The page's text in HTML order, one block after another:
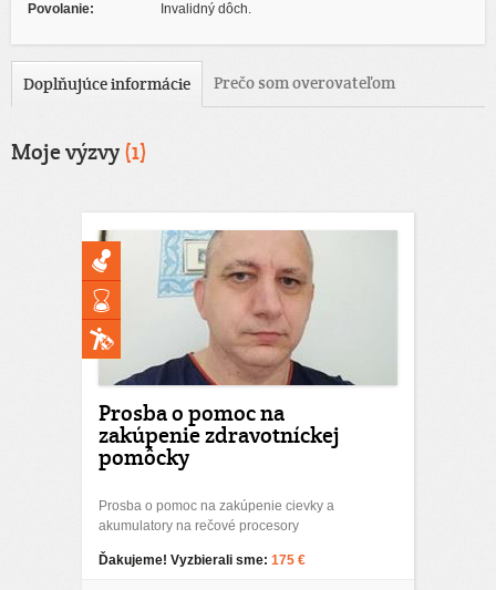
Povolanie: Invalidný dôch.
Doplňujúce informácie Prečo som overovateľom
Moje výzvy(1)
Prosba o pomoc na
zakúpenie zdravotníckej
pomôcky
Prosba o pomoc na zakúpenie cievky a
akumulatory na rečové procesory
Ďakujeme! Vyzbierali sme: 175 €